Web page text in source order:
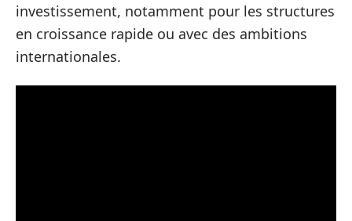
investissement, notamment pour les structures
en croissance rapide ou avec des ambitions
internationales.